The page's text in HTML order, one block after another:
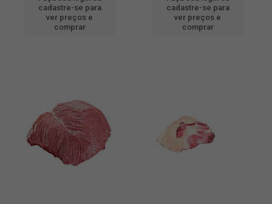
cadastre-se para
ver preços e
comprar
cadastre-se para
ver preços e
comprar